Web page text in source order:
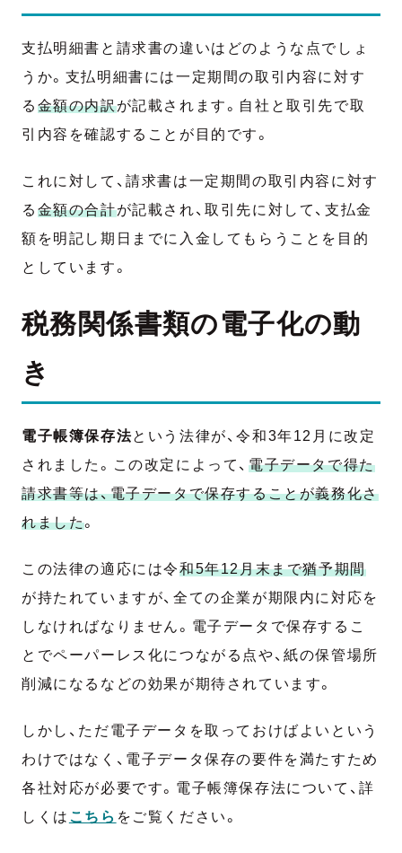
支払明細書と請求書の違いはどのような点でしょ
うか。支払明細書には一定期間の取引内容に対す
る 金額の内訳が記載されます。自社と取引先で取
引内容を確認することが目的です。
これに対して、請求書は一定期間の取引内容に対す
る 金額の合計が記載され、取引先に対して、支払金
額を明記し期日までに入金してもらうことを目的
としています。
税務関係書類の電子化の動
き
電子帳簿保存法という法律が、令和3年12月に改定
されました。この改定によって、 電子データで得た
請求書等は、電子データで保存することが義務化さ
れました。
この法律の適応には令和5年12月末まで猶予期間
が持たれていますが、全ての企業が期限内に対応を
しなければなりません。電子データで保存するこ
とでペーパーレス化につながる点や、紙の保管場所
削減になるなどの効果が期待されています。
しかし、ただ電子データを取っておけばよいという
わけではなく、電子データ保存の要件を満たすため
各社対応が必要です。電子帳簿保存法について、詳
しくは こちら をご覧ください。